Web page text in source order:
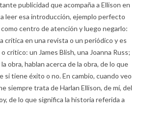
publicidad que acompaña a Ellison en
leer esa introducción, ejemplo perfecto
centro de atención y luego negarlo:
crítica en una revista o un periódico y es
crítico: un James Blish, una Joanna Russ;
obra, hablan acerca de la obra, de lo que
si tiene éxito o no. En cambio, cuando veo
siempre trata de Harlan Ellison, de mí, del
de lo que significa la historia referida a